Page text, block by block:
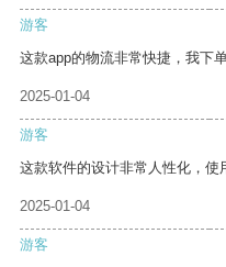
游客
这款app的物流非常快捷，我下
2025-01-04
游客
这款软件的设计非常人性化，使
2025-01-04
游客